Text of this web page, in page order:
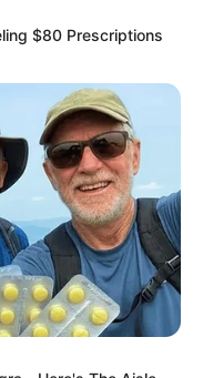
$80 Prescriptions